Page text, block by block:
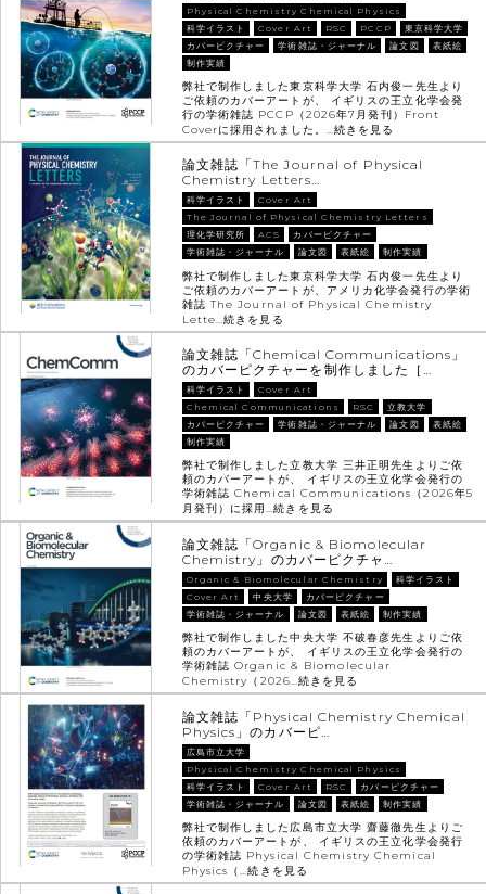
Physical Chemistry Chemical Physics
科学イラスト
Cover Art RSC PCCP
東京科学大学
カバーピクチャー
学術雑誌・ジャーナル 論文図
表紙絵
制作実績
弊社で制作しました東京科学大学 石内俊一先生より
ご依頼のカバーアートが、 イギリスの王立化学会発
行の学術雑誌 PCCP（2026年7月発刊）Front
Coverに採用されました。…続きを見る
論文雑誌「The Journal of Physical
Chemistry Letters…
科学イラスト
Cover Art
The Journal of Physical Chemistry Letters
理化学研究所
ACS
カバーピクチャー
学術雑誌・ジャーナル
論文図 表紙絵 制作実績
弊社で制作しました東京科学大学 石内俊一先生より
ご依頼のカバーアートが、アメリカ化学会発行の学術
雑誌 The Journal of Physical Chemistry
Lette…続きを見る
論文雑誌「Chemical Communications」
のカバーピクチャーを制作しました［…
科学イラスト
Cover Art
Chemical Communications
RSC
立教大学
カバーピクチャー
学術雑誌・ジャーナル 論文図
表紙絵
制作実績
弊社で制作しました立教大学 三井正明先生よりご依
頼のカバーアートが、 イギリスの王立化学会発行の
学術雑誌 Chemical Communications（2026年5
月発刊）に採用…続きを見る
論文雑誌「Organic & Biomolecular
Chemistry」のカバーピクチャ…
Organic & Biomolecular Chemistry
科学イラスト
Cover Art
中央大学
カバーピクチャー
学術雑誌・ジャーナル
論文図 表紙絵 制作実績
弊社で制作しました中央大学 不破春彦先生よりご依
頼のカバーアートが、 イギリスの王立化学会発行の
学術雑誌 Organic & Biomolecular
Chemistry（2026…続きを見る
論文雑誌「Physical Chemistry Chemical
Physics」のカバーピ…
広島市立大学
Physical Chemistry Chemical Physics
科学イラスト
Cover Art RSC
カバーピクチャー
学術雑誌・ジャーナル
論文図 表紙絵 制作実績
弊社で制作しました広島市立大学 齋藤徹先生よりご
依頼のカバーアートが、 イギリスの王立化学会発行
の学術雑誌 Physical Chemistry Chemical
Physics（…続きを見る